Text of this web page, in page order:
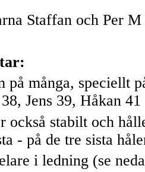
Staffan och Per M
på många, speciellt
Jens 39, Håkan
också stabilt och
- på de tre sista
i ledning (se